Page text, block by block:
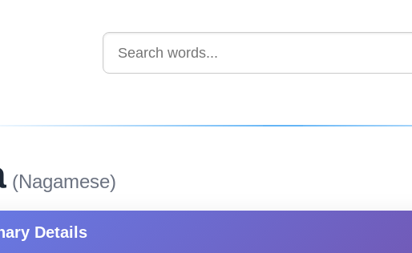
(Nagamese)
Details